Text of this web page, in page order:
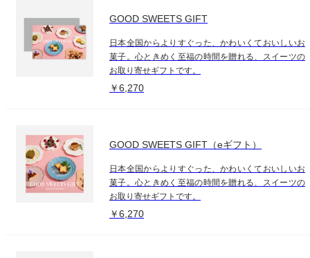
GOOD SWEETS GIFT
日本全国からよりすぐった、かわいくておいしいお
菓子。心ときめく至福の時間を贈れる、スイーツの
お取り寄せギフトです。
￥6,270
GOOD SWEETS GIFT（eギフト）
日本全国からよりすぐった、かわいくておいしいお
菓子。心ときめく至福の時間を贈れる、スイーツの
お取り寄せギフトです。
￥6,270